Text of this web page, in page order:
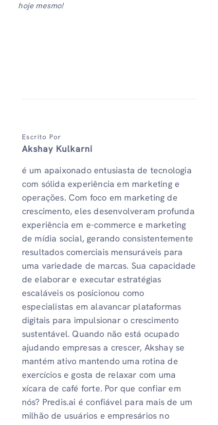
hoje mesmo!
Escrito Por
Akshay Kulkarni
é um apaixonado entusiasta de tecnologia
com sólida experiência em marketing e
operações. Com foco em marketing de
crescimento, eles desenvolveram profunda
experiência em e-commerce e marketing
de mídia social, gerando consistentemente
resultados comerciais mensuráveis ​​para
uma variedade de marcas. Sua capacidade
de elaborar e executar estratégias
escaláveis ​​os posicionou como
especialistas em alavancar plataformas
digitais para impulsionar o crescimento
sustentável. Quando não está ocupado
ajudando empresas a crescer, Akshay se
mantém ativo mantendo uma rotina de
exercícios e gosta de relaxar com uma
xícara de café forte. Por que confiar em
nós? Predis.ai é confiável para mais de um
milhão de usuários e empresários no